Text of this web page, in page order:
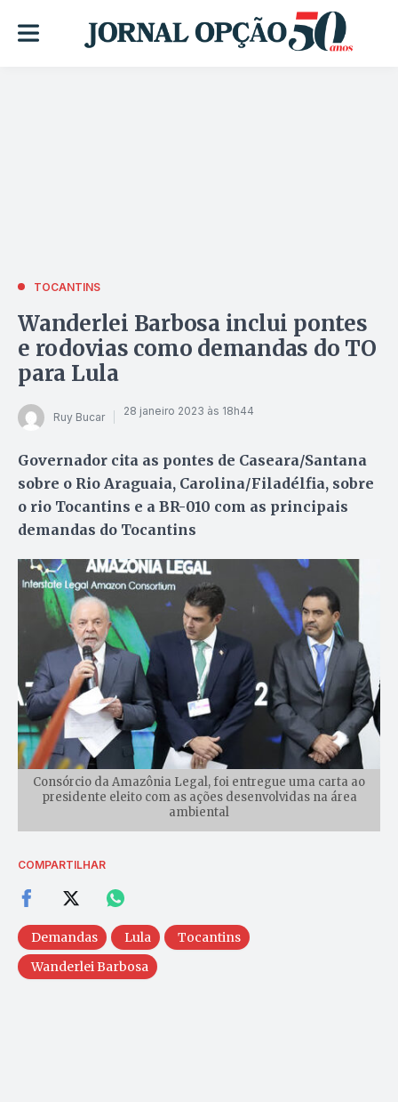
TOCANTINS
Wanderlei Barbosa inclui pontes
e rodovias como demandas do TO
para Lula
Ruy Bucar 28 janeiro 2023 às 18h44
Governador cita as pontes de Caseara/Santana
sobre o Rio Araguaia, Carolina/Filadélfia, sobre
o rio Tocantins e a BR-010 com as principais
demandas do Tocantins
Consórcio da Amazônia Legal, foi entregue uma carta ao
presidente eleito com as ações desenvolvidas na área
ambiental
COMPARTILHAR
Demandas Lula
Tocantins
Wanderlei Barbosa